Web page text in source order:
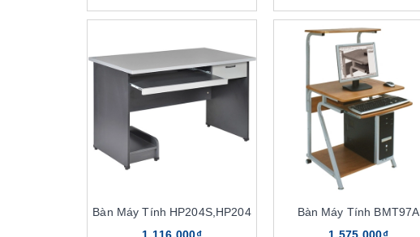
Bàn Máy Tính HP204S,HP204
Bàn Máy Tính BMT97A